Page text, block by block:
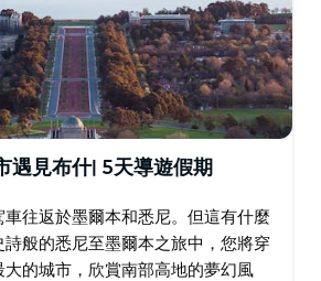
遇見布什| 5天導遊假期
往返於墨爾本和悉尼。但這有什麼
般的悉尼至墨爾本之旅中，您將穿
的城市，欣賞南部高地的夢幻風